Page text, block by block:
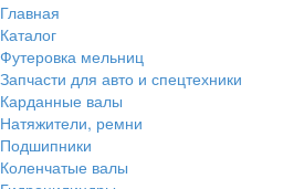
Главная
Каталог
Футеровка мельниц
Запчасти для авто и спецтехники
Карданные валы
Натяжители, ремни
Подшипники
Коленчатые валы